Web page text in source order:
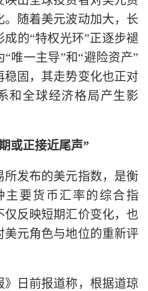
。随着美元波动加大，长
成的“特权光环”正逐步褪
“唯一主导”和“避险资产”
稳固，其走势变化也正对
和全球经济格局产生影
或正接近尾声”
所发布的美元指数，是衡
主要货币汇率的综合指
仅反映短期汇价变化，也
美元角色与地位的重新评
》日前报道称，根据道琼